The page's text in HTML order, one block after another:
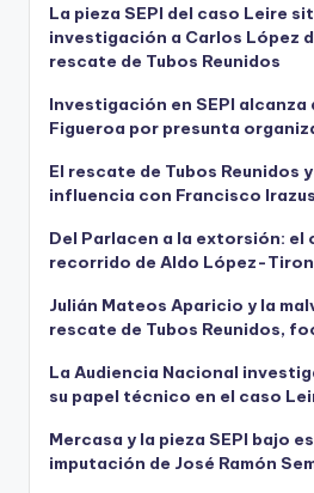
La pieza SEPI del caso Leire
investigación a Carlos López
rescate de Tubos Reunidos
Investigación en SEPI alcanza
Figueroa por presunta
El rescate de Tubos Reunidos
influencia con Francisco
Del Parlacen a la extorsión:
recorrido de Aldo López-
Julián Mateos Aparicio y la
rescate de Tubos Reunidos,
La Audiencia Nacional
su papel técnico en el caso
Mercasa y la pieza SEPI bajo
imputación de José Ramón